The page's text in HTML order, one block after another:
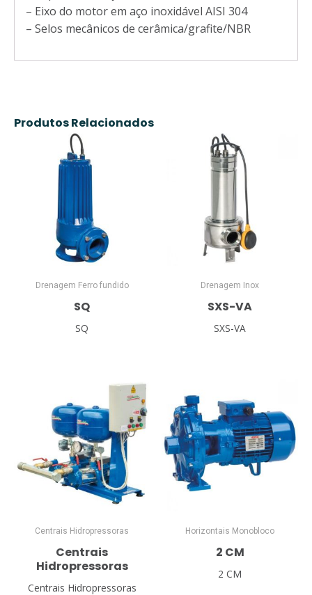
– Eixo do motor em aço inoxidável AISI 304
– Selos mecânicos de cerâmica/grafite/NBR
Produtos Relacionados
Drenagem Ferro fundido
SQ
SQ
Drenagem Inox
SXS-VA
SXS-VA
Centrais Hidropressoras
Centrais
Hidropressoras
Centrais Hidropressoras
Horizontais Monobloco
2 CM
2 CM